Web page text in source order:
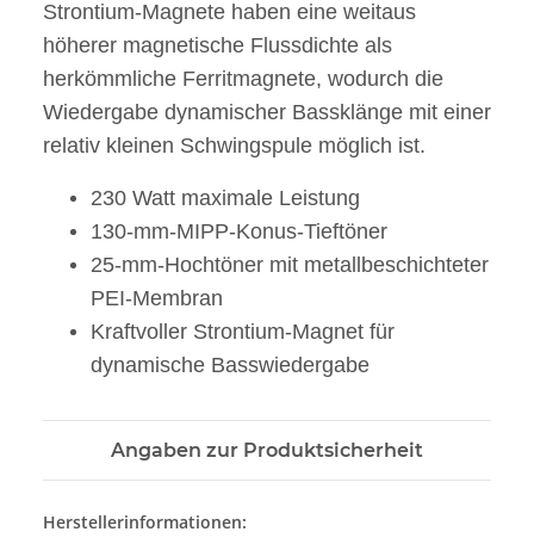
Strontium-Magnete haben eine weitaus
höherer magnetische Flussdichte als
herkömmliche Ferritmagnete, wodurch die
Wiedergabe dynamischer Bassklänge mit einer
relativ kleinen Schwingspule möglich ist.
230 Watt maximale Leistung
130-mm-MIPP-Konus-Tieftöner
25-mm-Hochtöner mit metallbeschichteter
PEI-Membran
Kraftvoller Strontium-Magnet für
dynamische Basswiedergabe
Angaben zur Produktsicherheit
Herstellerinformationen: